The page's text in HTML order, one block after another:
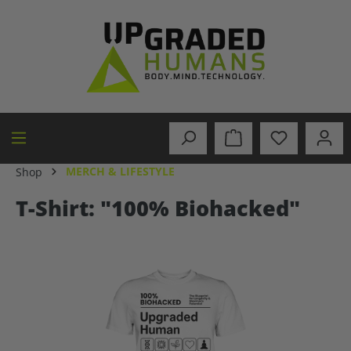
Shop MERCH & LIFESTYLE
T-Shirt: "100% Biohacked"